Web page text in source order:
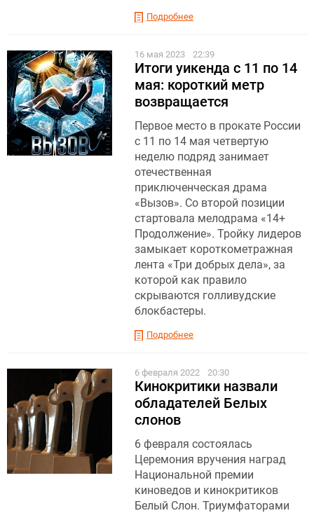
Подробнее
16 мая 2023 22:39
Итоги уикенда с 11 по 14
мая: короткий метр
возвращается
Первое место в прокате России
c 11 по 14 мая четвертую
неделю подряд занимает
отечественная
приключенческая драма
«Вызов». Со второй позиции
стартовала мелодрама «14+
Продолжение». Тройку лидеров
замыкает короткометражная
лента «Три добрых дела», за
которой как правило
скрываются голливудские
блокбастеры.
Подробнее
6 февраля 2022 20:30
Кинокритики назвали
обладателей Белых
слонов
6 февраля состоялась
Церемония вручения наград
Национальной премии
киноведов и кинокритиков
Белый Слон. Триумфаторами